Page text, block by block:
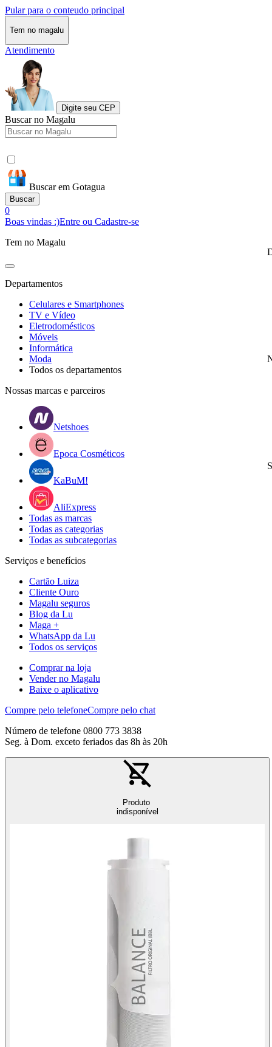
Pular para o conteudo principal
Tem no magalu
Atendimento
Digite seu CEP
Buscar no Magalu
Buscar em Gotagua
Buscar
0
Boas vindas :)Entre ou Cadastre-se
Tem no Magalu
Departamentos
Celulares e Smartphones
TV e Vídeo
Eletrodomésticos
Móveis
Informática
Moda
Todos os departamentos
Nossas marcas e parceiros
Netshoes
Epoca Cosméticos
KaBuM!
AliExpress
Todas as marcas
Todas as categorias
Todas as subcategorias
Serviços e benefícios
Cartão Luiza
Cliente Ouro
Magalu seguros
Blog da Lu
Maga +
WhatsApp da Lu
Todos os serviços
Comprar na loja
Vender no Magalu
Baixe o aplicativo
Compre pelo telefoneCompre pelo chat
Número de telefone 0800 773 3838
Seg. à Dom. exceto feriados das 8h às 20h
Produto
indisponível